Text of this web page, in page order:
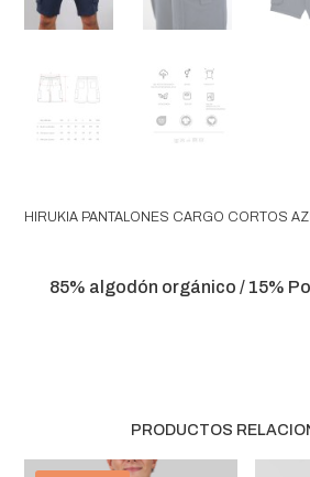
HIRUKIA PANTALONES CARGO CORTOS
85% algodón orgánico / 15%
PRODUCTOS